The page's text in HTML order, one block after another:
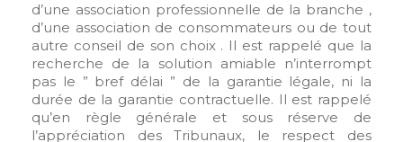
d’une association professionnelle de la branche ,
d’une association de consommateurs ou de tout
autre conseil de son choix . Il est rappelé que la
recherche de la solution amiable n’interrompt
pas le ” bref délai ” de la garantie légale, ni la
durée de la garantie contractuelle. Il est rappelé
qu’en règle générale et sous réserve de
l’appréciation des Tribunaux, le respect des
Connexion ×